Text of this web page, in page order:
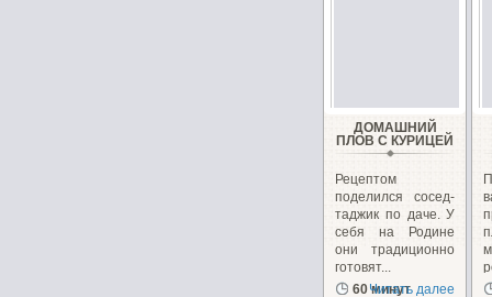
ДОМАШНИЙ
ПЛОВ С КУРИЦЕЙ
Рецептом
поделился сосед-
таджик по даче. У
себя на Родине
они традиционно
готовят...
60 минут
Читать далее